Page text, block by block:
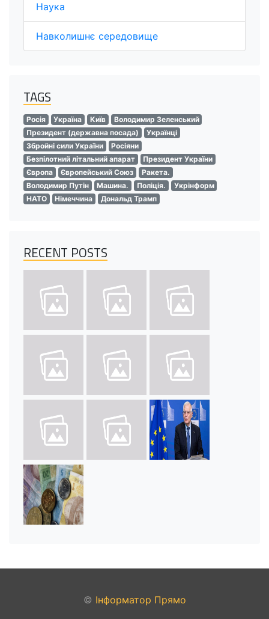
Наука
Навколишнє середовище
TAGS
Росія Україна Київ
Володимир Зеленський
Президент (державна посада)
Українці
Збройні сили України
Росіяни
Безпілотний літальний апарат
Президент України
Європа
Європейський Союз
Ракета.
Володимир Путін
Машина. Поліція.
Укрінформ
НАТО
Німеччина Дональд Трамп
RECENT POSTS
© Інформатор Прямо